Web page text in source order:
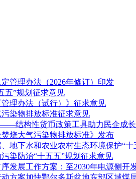
管理办法（2026年修订）印发
五”规划征求意见
管理办法（试行）》征求意见
染物排放标准征求意见
结构性货币政策工具助力民企成
焚烧大气污染物排放标准》发布
地下水和农业农村生态环境保护“十
染防治“十五五”规划征求意见
序发展工作方案：至2030年电源侧开
方案加快鄂尔多斯盆地东部区域煤